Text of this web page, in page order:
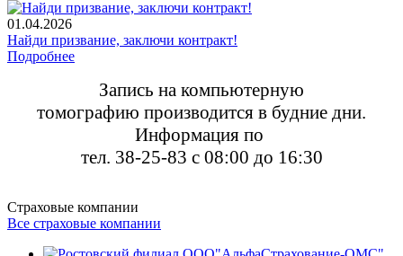
01.04.2026
Найди призвание, заключи контракт!
Подробнее
Запись на компьютерную
томографию производится в будние дни.
Информация по
тел. 38-25-83 с 08:00 до 16:30
Страховые компании
Все страховые компании